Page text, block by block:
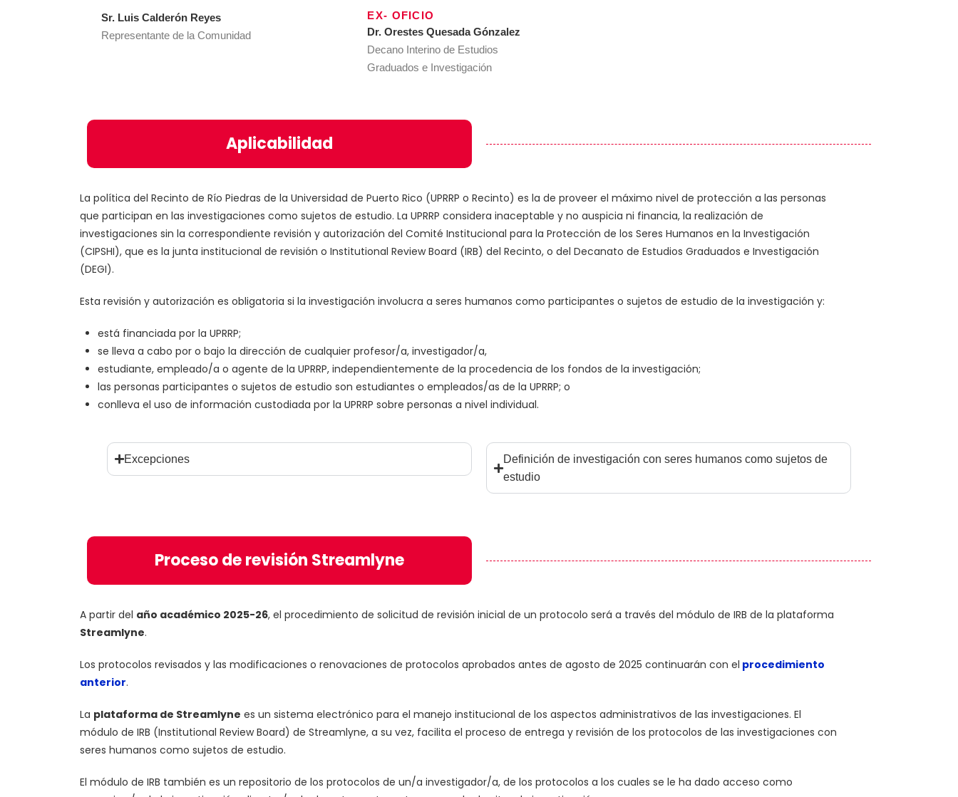
Sr. Luis Calderón Reyes
Representante de la Comunidad
EX- OFICIO
Dr. Orestes Quesada Gónzalez
Decano Interino de Estudios
Graduados e Investigación
Aplicabilidad
La política del Recinto de Río Piedras de la Universidad de Puerto Rico (UPRRP o Recinto) es la de proveer el máximo nivel de protección a las personas
que participan en las investigaciones como sujetos de estudio. La UPRRP considera inaceptable y no auspicia ni financia, la realización de
investigaciones sin la correspondiente revisión y autorización del Comité Institucional para la Protección de los Seres Humanos en la Investigación
(CIPSHI), que es la junta institucional de revisión o Institutional Review Board (IRB) del Recinto, o del Decanato de Estudios Graduados e Investigación
(DEGI).
Esta revisión y autorización es obligatoria si la investigación involucra a seres humanos como participantes o sujetos de estudio de la investigación y:
está financiada por la UPRRP;
se lleva a cabo por o bajo la dirección de cualquier profesor/a, investigador/a,
estudiante, empleado/a o agente de la UPRRP, independientemente de la procedencia de los fondos de la investigación;
las personas participantes o sujetos de estudio son estudiantes o empleados/as de la UPRRP; o
conlleva el uso de información custodiada por la UPRRP sobre personas a nivel individual.
Excepciones
Definición de investigación con seres humanos como sujetos de
estudio
Proceso de revisión Streamlyne
A partir del año académico 2025-26, el procedimiento de solicitud de revisión inicial de un protocolo será a través del módulo de IRB de la plataforma
Streamlyne.
Los protocolos revisados y las modificaciones o renovaciones de protocolos aprobados antes de agosto de 2025 continuarán con el procedimiento
anterior.
La plataforma de Streamlyne es un sistema electrónico para el manejo institucional de los aspectos administrativos de las investigaciones. El
módulo de IRB (Institutional Review Board) de Streamlyne, a su vez, facilita el proceso de entrega y revisión de los protocolos de las investigaciones con
seres humanos como sujetos de estudio.
El módulo de IRB también es un repositorio de los protocolos de un/a investigador/a, de los protocolos a los cuales se le ha dado acceso como